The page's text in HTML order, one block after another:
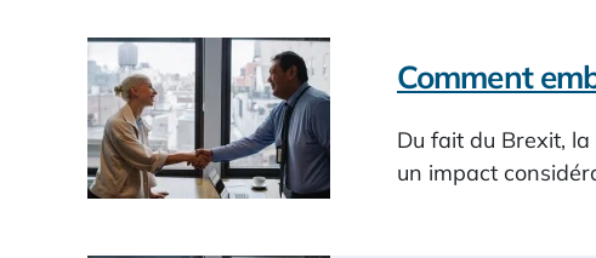
Comment
Du fait du Brexit,
un impact